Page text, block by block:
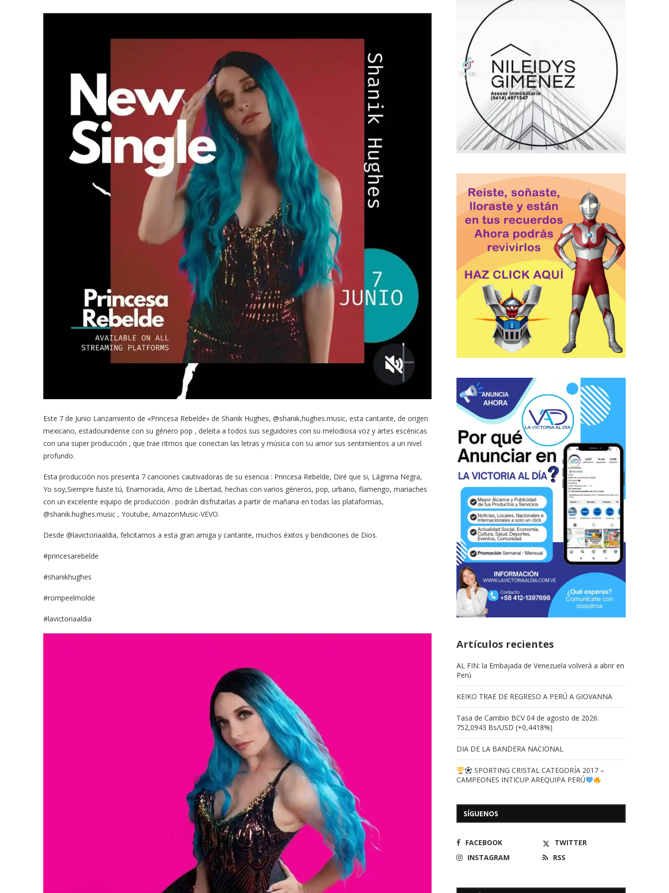
Este 7 de Junio Lanzamiento de «Princesa Rebelde» de Shanik Hughes, @shanik,hughes.music, esta cantante, de origen
mexicano, estadounidense con su género pop , deleita a todos sus seguidores con su melodiosa voz y artes escénicas
con una super producción , que trae ritmos que conectan las letras y música con su amor sus sentimientos a un nivel
profundo.
Esta producción nos presenta 7 canciones cautivadoras de su esencia : Princesa Rebelde, Diré que si, Lágrima Negra,
Yo soy,Siempre fuiste tú, Enamorada, Amo de Libertad, hechas con varios géneros, pop, urbano, flamengo, mariaches
con un excelente equipo de producción . podrán disfrutarlas a partir de mañana en todas las plataformas,
@shanik.hughes.music , Youtube, AmazonMusic-VEVO.
Desde @lavictoriaaldia, felicitamos a esta gran amiga y cantante, muchos éxitos y bendiciones de Dios.
#princesarebelde
#shanikhughes
#rompeelmolde
#lavictoriaaldia
Artículos recientes
AL FIN: la Embajada de Venezuela volverá a abrir en
Perú
KEIKO TRAE DE REGRESO A PERÚ A GIOVANNA
Tasa de Cambio BCV 04 de agosto de 2026:
752,0943 Bs/USD (+0,4418%)
DIA DE LA BANDERA NACIONAL
SPORTING CRISTAL CATEGORÍA 2017 –
CAMPEONES INTICUP AREQUIPA PERÚ
SÍGUENOS
FACEBOOK
TWITTER
INSTAGRAM
RSS